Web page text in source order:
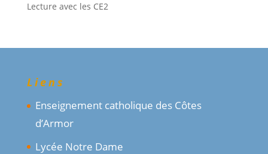
Lecture avec les CE2
Liens
Enseignement catholique des Côtes
d’Armor
Lycée Notre Dame